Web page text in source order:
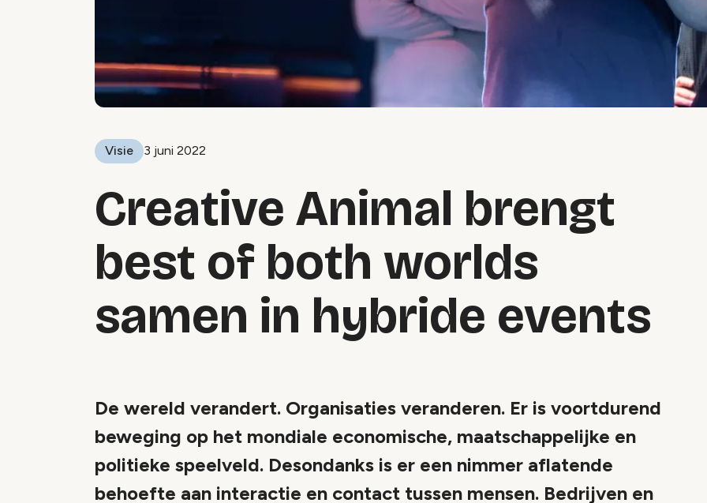
Visie 3 juni 2022
Creative Animal brengt
best of both worlds
samen in hybride events
De wereld verandert. Organisaties veranderen. Er is voortdurend
beweging op het mondiale economische, maatschappelijke en
politieke speelveld. Desondanks is er een nimmer aflatende
behoefte aan interactie en contact tussen mensen. Bedrijven en